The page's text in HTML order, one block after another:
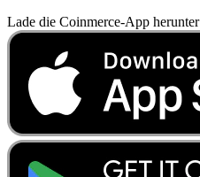
Lade die Coinmerce-App herunter